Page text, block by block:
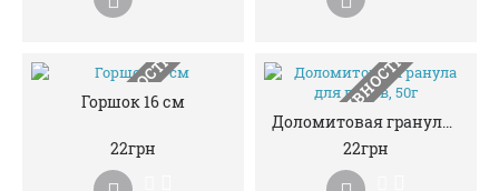
НЕМАЄ В НАЯВНОСТІ
Горшок 16 см
22грн НЕМАЄ В НАЯВНОСТІ
Доломитовая гранула для пафов, 50г
22грн